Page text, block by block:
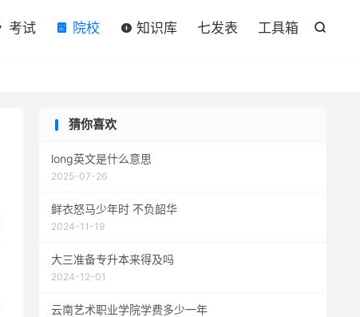

考试 院校 知识库 七发表 工具箱
猜你喜欢
long英文是什么意思
2025-07-26
鲜衣怒马少年时 不负韶华
2024-11-19
大三准备专升本来得及吗
2024-12-01
云南艺术职业学院学费多少一年